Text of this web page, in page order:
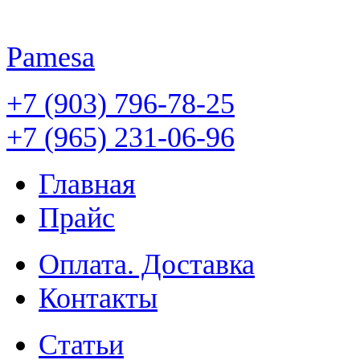
Pamesa
+7 (903) 796-78-25
+7 (965) 231-06-96
Главная
Прайс
Оплата. Доставка
Контакты
Статьи